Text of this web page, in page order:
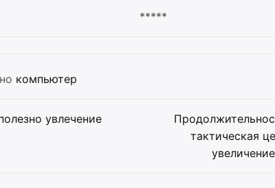
*****
компьютер
увлечение
тактическая